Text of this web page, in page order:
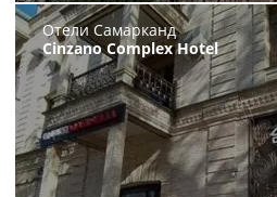
Отели Самарканд
Cinzano Complex Hotel